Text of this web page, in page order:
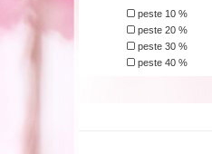
peste 10 %
peste 20 %
peste 30 %
peste 40 %